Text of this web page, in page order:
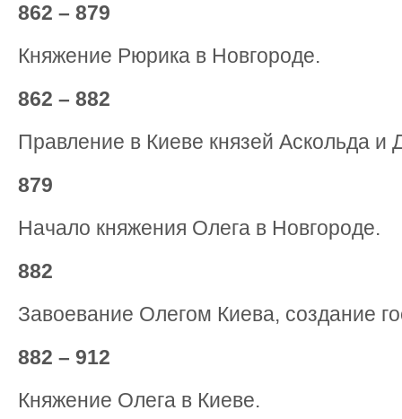
862 – 879
Княжение Рюрика в Новгороде.
862 – 882
Правление в Киеве князей Аскольда и
879
Начало княжения Олега в Новгороде.
882
Завоевание Олегом Киева, создание
882 – 912
Княжение Олега в Киеве.